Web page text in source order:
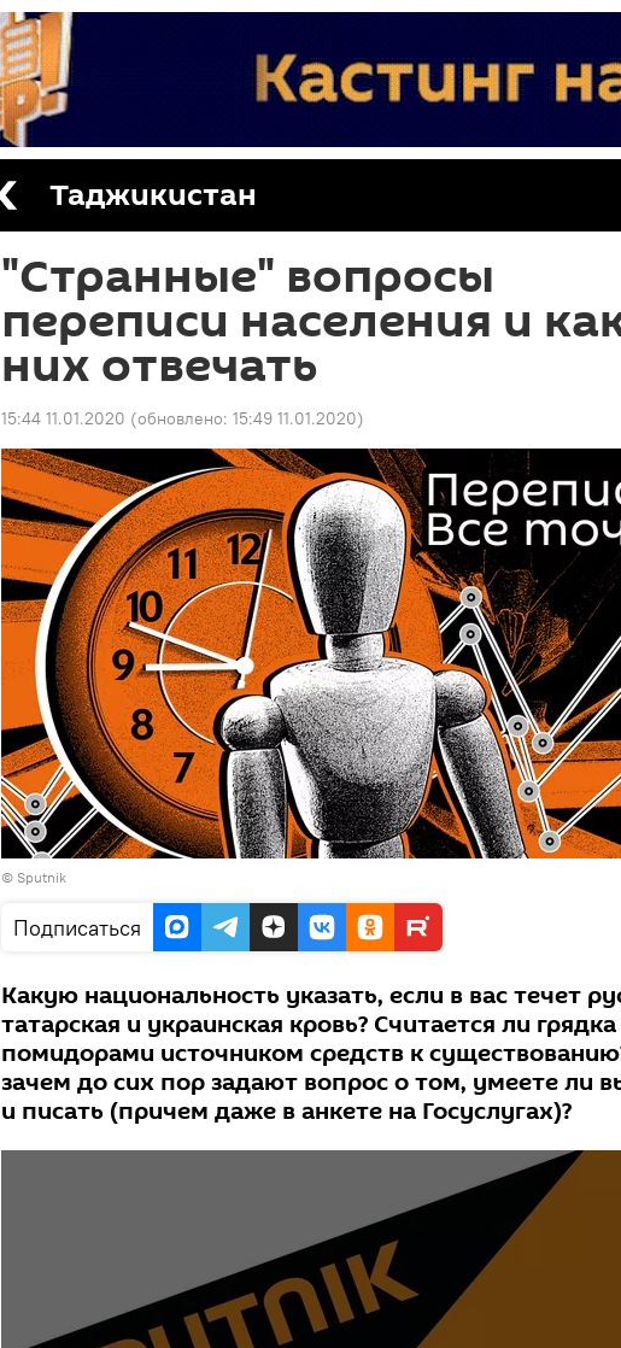
Таджикистан
"Странные" вопросы
переписи населения и
них отвечать
15:44 11.01.2020 (обновлено: 15:49 11.01.2020)
© Sputnik
Подписаться
Какую национальность указать, если в вас течет
татарская и украинская кровь? Считается ли грядка
помидорами источником средств к
зачем до сих пор задают вопрос о том, умеете ли
и писать (причем даже в анкете на Госуслугах)?